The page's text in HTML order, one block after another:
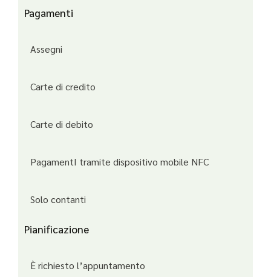
Pagamenti
Assegni
Carte di credito
Carte di debito
PagamentI tramite dispositivo mobile NFC
Solo contanti
Pianificazione
È richiesto l’appuntamento